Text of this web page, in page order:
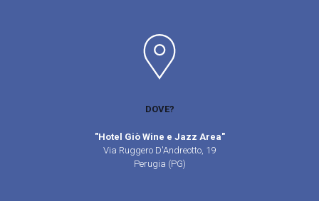
DOVE?
"Hotel Giò Wine e Jazz Area"
Via Ruggero D'Andreotto, 19
Perugia (PG)